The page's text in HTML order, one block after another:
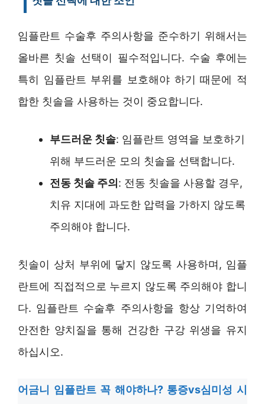
임플란트 수술후 주의사항을 준수하기 위해서는
올바른 칫솔 선택이 필수적입니다. 수술 후에는
특히 임플란트 부위를 보호해야 하기 때문에 적
합한 칫솔을 사용하는 것이 중요합니다.
부드러운 칫솔: 임플란트 영역을 보호하기
위해 부드러운 모의 칫솔을 선택합니다.
전동 칫솔 주의: 전동 칫솔을 사용할 경우,
치유 지대에 과도한 압력을 가하지 않도록
주의해야 합니다.
칫솔이 상처 부위에 닿지 않도록 사용하며, 임플
란트에 직접적으로 누르지 않도록 주의해야 합니
다. 임플란트 수술후 주의사항을 항상 기억하여
안전한 양치질을 통해 건강한 구강 위생을 유지
하십시오.
어금니 임플란트 꼭 해야하나? 통증vs심미성 시